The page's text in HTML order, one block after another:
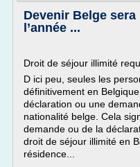
Devenir Belge
l’année ...
Droit de séjour illimité
D ici peu, seules les
définitivement en
déclaration ou une
nationalité belge. Cela
demande ou de la
droit de séjour illimité en
résidence...